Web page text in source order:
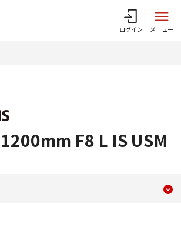
ログイン メニュー
F8 L IS USM
仕様 RF1200mm F8 L IS